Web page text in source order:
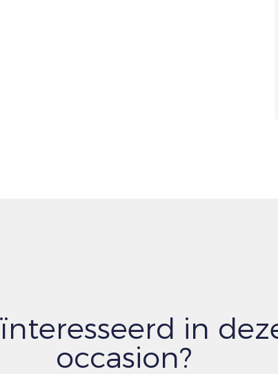
in
occasion?